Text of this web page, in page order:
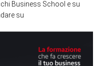
Business School e su
su